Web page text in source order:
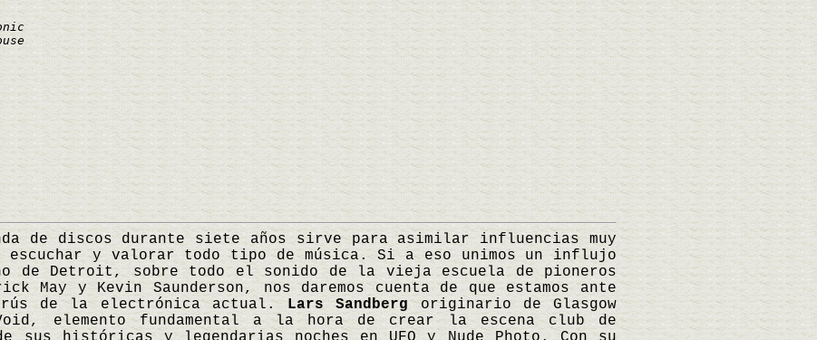
de discos durante siete años sirve para asimilar influencias muy
escuchar y valorar todo tipo de música. Si a eso unimos un influjo
de Detroit, sobre todo el sonido de la vieja escuela de pioneros
May y Kevin Saunderson, nos daremos cuenta de que estamos ante
de la electrónica actual. Lars Sandberg originario de Glasgow
elemento fundamental a la hora de crear la escena club de